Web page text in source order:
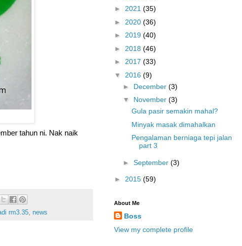
tahun ni. Nak naik
rm3.35, news
► 2021 (35)
► 2020 (36)
► 2019 (40)
► 2018 (46)
► 2017 (33)
▼ 2016 (9)
► December (3)
▼ November (3)
Gula pasir semakin mahal?
Minyak masak dimahalkan
Pengalaman berniaga tepi jalan
part 3
► September (3)
► 2015 (59)
About Me
Boss
View my complete profile